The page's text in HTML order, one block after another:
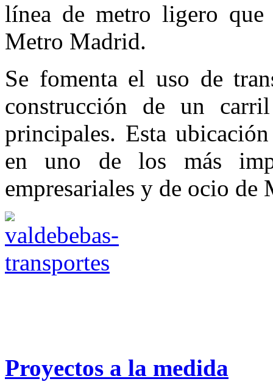
línea de metro ligero
Metro Madrid.
Se fomenta el uso de
construcción de un
principales. Esta
en uno de los más
empresariales y de ocio de
Proyectos a la medida